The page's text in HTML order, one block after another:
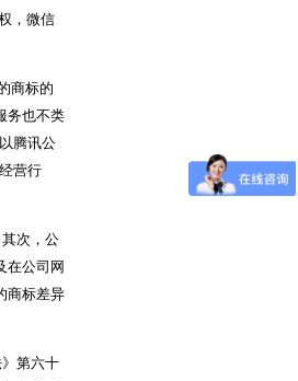
，微信
商标的
务也不类
腾讯公
营行
次，公
在公司网
商标差异
第六十